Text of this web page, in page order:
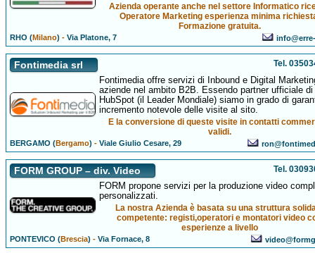
Azienda operante anche nel settore Informatico
Operatore Marketing esperienza minima
Formazione gratuita.
RHO (Milano) -Via Platone, 7
Fontimedia srl Tel.
Fontimedia offre servizi di Inbound e Digital
aziende nel ambito B2B. Essendo partner ufficiale di
HubSpot (il Leader Mondiale) siamo in grado di
incremento notevole delle visite al sito.
E la conversione di queste visite in contatti
validi.
BERGAMO (Bergamo) -Viale Giulio Cesare, 29
FORM GROUP – div. Video Tel.
FORM propone servizi per la produzione video
personalizzati.
La nostra Azienda è basata su una struttura
competente: registi,operatori e montatori video
esperienze a livello
PONTEVICO (Brescia) -Via Fornace, 8